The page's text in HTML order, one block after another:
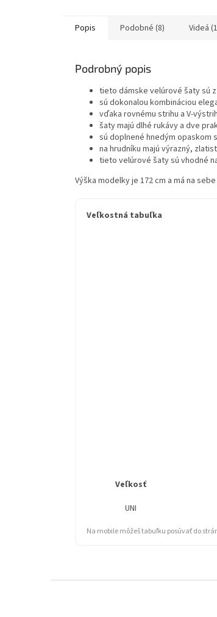
Popis Podobné (8) Videá
Podrobný popis
tieto dámske velúrové šaty sú
sú dokonalou kombináciou
vďaka rovnému strihu a V-
šaty majú dlhé rukávy a dve
sú doplnené hnedým opaskom
na hrudníku majú výrazný,
tieto velúrové šaty sú vhodné
Výška modelky je 172 cm a má na
Veľkostná tabuľka
Veľkosť
UNI
Na mobile môžeš tabuľku posúvať do